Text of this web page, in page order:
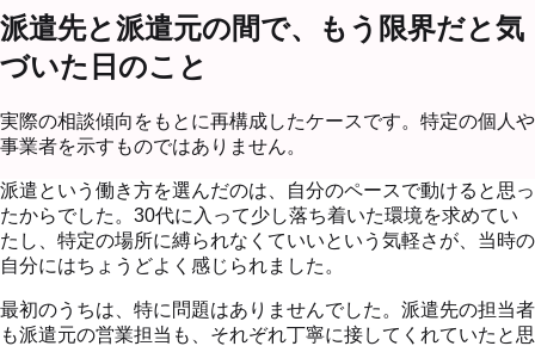
派遣先と派遣元の間で、もう限界だと気
づいた日のこと
実際の相談傾向をもとに再構成したケースです。特定の個人や
事業者を示すものではありません。
派遣という働き方を選んだのは、自分のペースで動けると思っ
たからでした。30代に入って少し落ち着いた環境を求めてい
たし、特定の場所に縛られなくていいという気軽さが、当時の
自分にはちょうどよく感じられました。
最初のうちは、特に問題はありませんでした。派遣先の担当者
も派遣元の営業担当も、それぞれ丁寧に接してくれていたと思